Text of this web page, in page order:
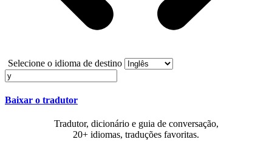
Selecione o idioma de destino
Baixar o tradutor
Tradutor, dicionário e guia de conversação,
20+ idiomas, traduções favoritas.